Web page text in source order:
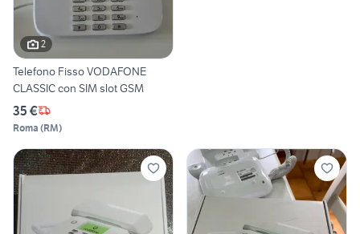
2
Telefono Fisso VODAFONE
CLASSIC con SIM slot GSM
35 €
Roma (RM)